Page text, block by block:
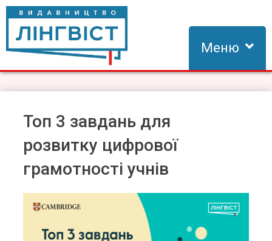
Skip
content
Видавництво Лінгвіст
Видавництво Лінгвіст – адаптація та створення видань для
Меню
Топ 3 завдань для
розвитку цифрової
грамотності учнів